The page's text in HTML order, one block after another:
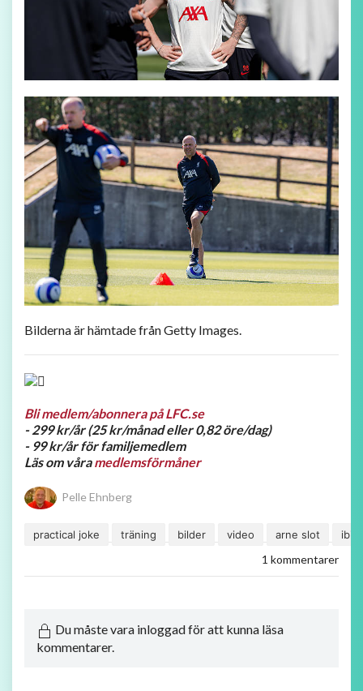
Bilderna är hämtade från Getty Images.
Bli medlem/abonnera på LFC.se
- 299 kr/år (25 kr/månad eller 0,82 öre/dag)
- 99 kr/år för familjemedlem
Läs om våramedlemsförmåner
Pelle Ehnberg
practical joke träning bilder video arne slot ibiza
1 kommentarer
Du måste vara inloggad för att kunna läsa
kommentarer.